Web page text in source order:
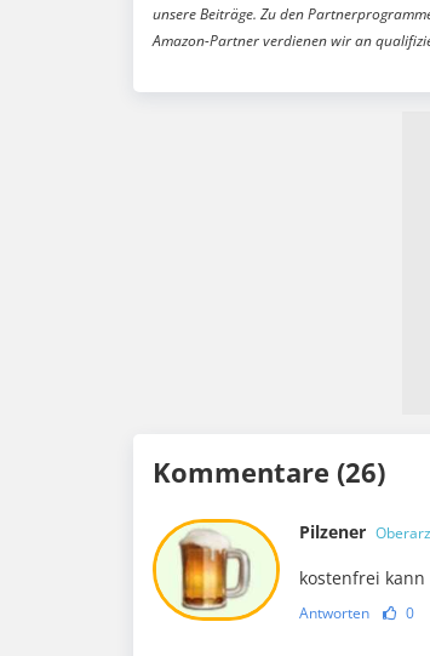
unsere Beiträge. Zu den
Amazon-Partner verdienen wir an
Kommentare (26)
Pilzener
kostenfrei
Antworten 0